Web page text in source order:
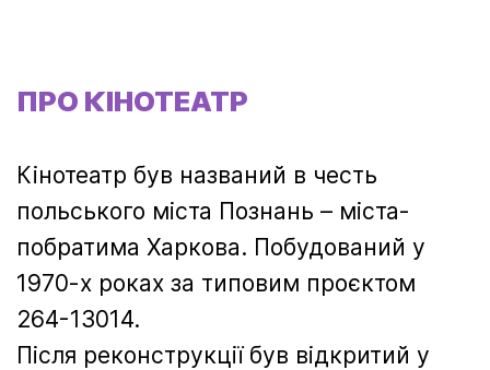
ПРО КІНОТЕАТР
Кінотеатр був названий в честь
польського міста Познань – міста-
побратима Харкова. Побудований у
1970-х роках за типовим проєктом
264-13014.
Після реконструкції був відкритий у